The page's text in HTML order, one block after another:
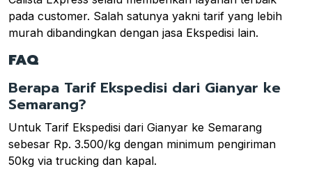
pada customer. Salah satunya yakni tarif yang lebih
murah dibandingkan dengan jasa Ekspedisi lain.
FAQ
Berapa Tarif Ekspedisi dari Gianyar ke
Semarang?
Untuk Tarif Ekspedisi dari Gianyar ke Semarang
sebesar Rp. 3.500/kg dengan minimum pengiriman
50kg via trucking dan kapal.